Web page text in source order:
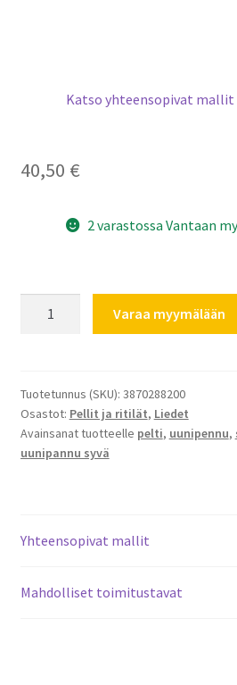
Katso yhteensopivat
40,50 €
2 varastossa Vantaan
syvä
426
x
358
Varaa myymälään
Tuotetunnus (SKU): 3870288200
Osastot: Pellit ja ritilät, Liedet
Avainsanat tuotteelle pelti, uunipennu,
uunipannu syvä
Yhteensopivat mallit
Mahdolliset toimitustavat